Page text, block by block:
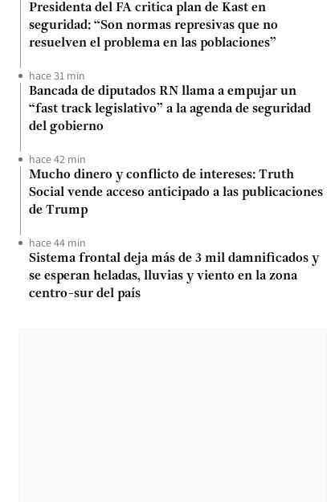
Presidenta del FA critica plan de Kast en
seguridad: “Son normas represivas que no
resuelven el problema en las poblaciones”
hace 31 min
Bancada de diputados RN llama a empujar un
“fast track legislativo” a la agenda de seguridad
del gobierno
hace 42 min
Mucho dinero y conflicto de intereses: Truth
Social vende acceso anticipado a las publicaciones
de Trump
hace 44 min
Sistema frontal deja más de 3 mil damnificados y
se esperan heladas, lluvias y viento en la zona
centro-sur del país